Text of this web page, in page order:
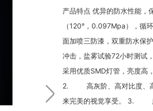
产品特点 优异的防水性能
（120°，0.097Mpa），
面加喷三防漆，双重防水
冲击，盐雾试验72小时测
采用优质SMD灯管，亮度高
2. 高灰阶、高对比度、高
来完美的视觉享受。 3. 超